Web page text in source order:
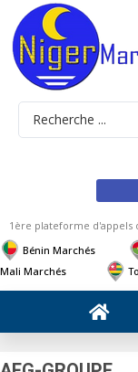
1ère plateforme d'appels
Bénin Marchés
Mali Marchés